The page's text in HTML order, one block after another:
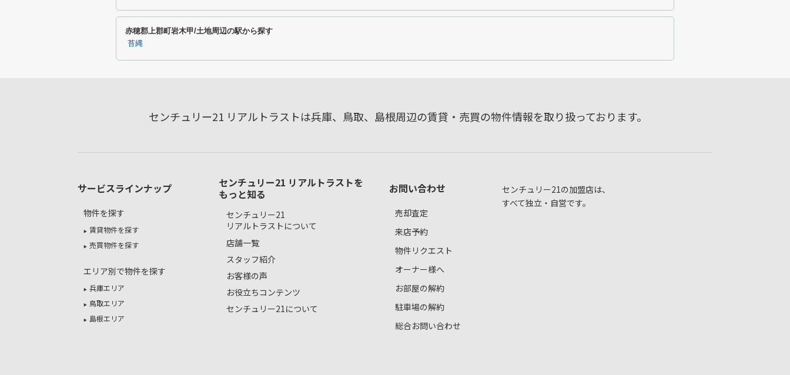
赤穂郡上郡町岩木甲/土地周辺の駅から探す
苔縄
センチュリー21 リアルトラストは兵庫、鳥取、島根周辺の賃貸・売買の物件情報を取り扱っております。
サービスラインナップ
物件を探す
賃貸物件を探す
売買物件を探す
エリア別で物件を探す
兵庫エリア
鳥取エリア
島根エリア
センチュリー21 リアルトラストを
もっと知る
センチュリー21
リアルトラストについて
店舗一覧
スタッフ紹介
お客様の声
お役立ちコンテンツ
センチュリー21について
お問い合わせ
売却査定
来店予約
物件リクエスト
オーナー様へ
お部屋の解約
駐車場の解約
総合お問い合わせ
センチュリー21の加盟店は、
すべて独立・自営です。